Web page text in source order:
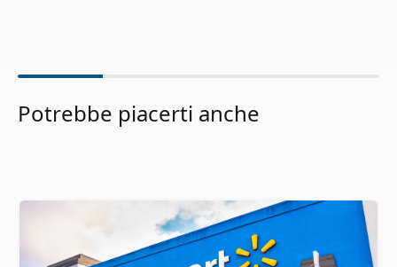
Potrebbe piacerti anche